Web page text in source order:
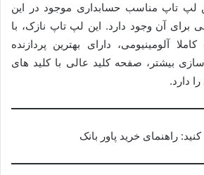
لپ تاپ مناسب حسابداری موجود در این
آن وجود دارد. این لپ تاپ نازک، با
آلومینیومی، دارای بهترین پردازنده
بیشتر، صفحه کلید عالی با کلید های
راهنمای خرید پاور بانک